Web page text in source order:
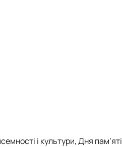
і культури, Дня пам’яті